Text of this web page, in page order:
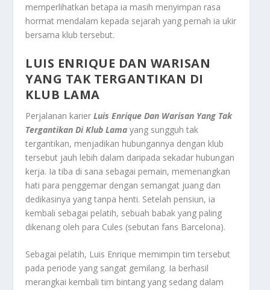
memperlihatkan betapa ia masih menyimpan rasa
hormat mendalam kepada sejarah yang pernah ia ukir
bersama klub tersebut.
LUIS ENRIQUE DAN WARISAN
YANG TAK TERGANTIKAN DI
KLUB LAMA
Perjalanan karierLuis Enrique Dan Warisan Yang Tak
Tergantikan Di Klub Lama yang sungguh tak
tergantikan, menjadikan hubungannya dengan klub
tersebut jauh lebih dalam daripada sekadar hubungan
kerja. Ia tiba di sana sebagai pemain, memenangkan
hati para penggemar dengan semangat juang dan
dedikasinya yang tanpa henti. Setelah pensiun, ia
kembali sebagai pelatih, sebuah babak yang paling
dikenang oleh para Cules (sebutanfans Barcelona).
Sebagai pelatih, Luis Enrique memimpin tim tersebut
pada periode yang sangat gemilang. Ia berhasil
merangkai kembali tim bintang yang sedang dalam